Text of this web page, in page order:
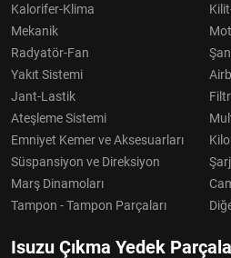
Kalorifer-Klima
Mekanik
Radyatör-Fan
Yakıt Sistemi
Jant-Lastik
Ateşleme Sistemi
Emniyet Kemer ve Aksesuarları
Süspansiyon ve Direksiyon
Marş Dinamoları
Tampon - Tampon Parçaları
Isuzu Çıkma Yedek